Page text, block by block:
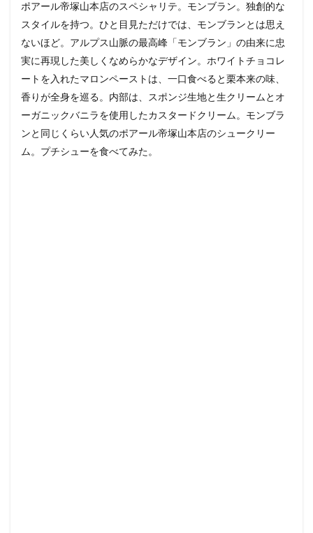
ポアール帝塚山本店のスペシャリテ。モンブラン。独創的な
スタイルを持つ。ひと目見ただけでは、モンブランとは思え
ないほど。アルプス山脈の最高峰「モンブラン」の由来に忠
実に再現した美しくなめらかなデザイン。ホワイトチョコレ
ートを入れたマロンペーストは、一口食べると栗本来の味、
香りが全身を巡る。内部は、スポンジ生地と生クリームとオ
ーガニックバニラを使用したカスタードクリーム。モンブラ
ンと同じくらい人気のポアール帝塚山本店のシュークリー
ム。プチシューを食べてみた。